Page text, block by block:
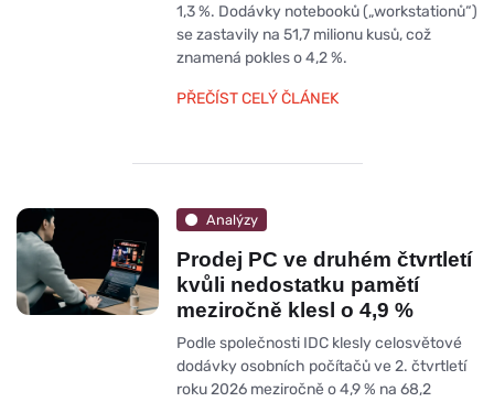
1,3 %. Dodávky notebooků („workstationů“)
se zastavily na 51,7 milionu kusů, což
znamená pokles o 4,2 %.
PŘEČÍST CELÝ ČLÁNEK
Analýzy
Prodej PC ve druhém čtvrtletí
kvůli nedostatku pamětí
meziročně klesl o 4,9 %
Podle společnosti IDC klesly celosvětové
dodávky osobních počítačů ve 2. čtvrtletí
roku 2026 meziročně o 4,9 % na 68,2